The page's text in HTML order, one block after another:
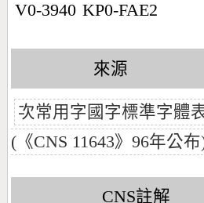
V0-3940 KP0-FAE2
來源
次常用字國字標準字體
(《CNS 11643》96年公
CNS註解